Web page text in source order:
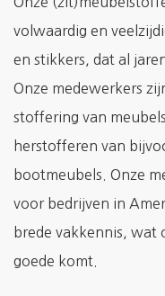
volwaardig en
en stikkers, dat al
Onze medewerkers
stoffering van
herstofferen van
bootmeubels. Onze
voor bedrijven in
brede vakkennis, wat
goede komt.